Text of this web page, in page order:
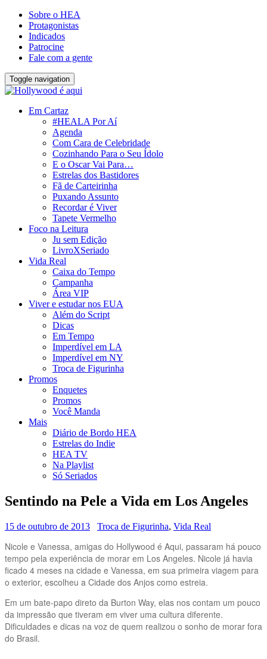
Sobre o HEA
Protagonistas
Indicados
Patrocine
Fale com a gente
Toggle navigation
Em Cartaz
#HEALA Por Aí
Agenda
Com Cara de Celebridade
Cozinhando Para o Seu Ídolo
E o Oscar Vai Para…
Estrelas dos Bastidores
Fã de Carteirinha
Puxando Assunto
Recordar é Viver
Tapete Vermelho
Foco na Leitura
Ju sem Edição
LivroXSeriado
Vida Real
Caixa do Tempo
Campanha
Área VIP
Viver e estudar nos EUA
Além do Script
Dicas
Em Tempo
Imperdível em LA
Imperdível em NY
Troca de Figurinha
Promos
Enquetes
Promos
Você Manda
Mais
Diário de Bordo HEA
Estrelas do Indie
HEA TV
Na Playlist
Só Seriados
Sentindo na Pele a Vida em Los Angeles
15 de outubro de 2013 Troca de Figurinha, Vida Real
Nicole e Vanessa, amigas do Hollywood é Aqui, passaram há pouco
tempo pela experiência de morar em Los Angeles. Nicole já havia
ficado 4 meses na cidade e Vanessa, em sua primeira viagem para
o exterior, escolheu a Cidade dos Anjos como estreia.
Em um bate-papo direto da Burton Way, elas nos contam um pouco
da impressão que tiveram em viver uma cultura diferente.
Dificuldades e dicas na voz de quem realizou o sonho de morar fora
do Brasil.